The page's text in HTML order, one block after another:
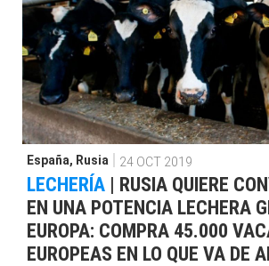
España, Rusia 24 OCT 2019
LECHERÍA | RUSIA QUIERE
EN UNA POTENCIA LECHERA
EUROPA: COMPRA 45.000
EUROPEAS EN LO QUE VA DE